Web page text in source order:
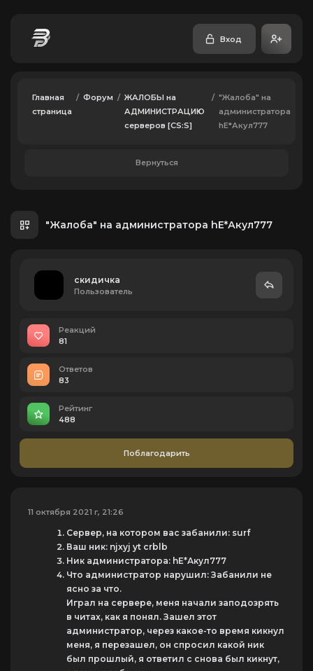
Вход
Главная
страница
/ Форум / ЖАЛОБЫ на
АДМИНИСТРАЦИЮ
серверов [CS:S]
/ "Жалоба" на
администратора
hE*Акул777
Вернуться
"Жалоба" на администратора hE*Акул777
скидичка
Пользователь
Реакций
81
Ответов
83
Рейтинг
488
Поблагодарить
11 октября 2021 г, 21:26
Сервер, на котором вас забанили: surf
Ваш ник: njxyj yt crblb
Ник администратора: hE*Акул777
Что администратор нарушил: Забанили не
ясно за что.
Играл на сервере, меня начали заподозрять
в читах, как я понял. Зашел этот
администратор, через какое-то время кикнул
меня, я перезашел, он спросил какой ник
был прошлый, я ответил с снова был кикнут,